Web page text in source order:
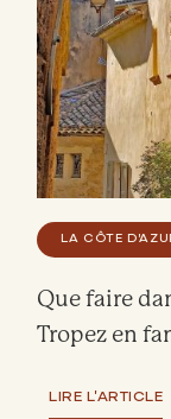
LA CÔTE
Que faire
Tropez en
LIRE L'ARTICLE